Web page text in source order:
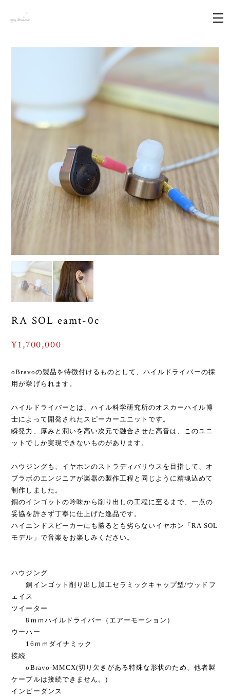
RA SOL eamt-0c
¥1,700,000
oBravoの製品を特徴付けるものとして、ハイルドライバーの採
用が挙げられます。
ハイルドライバーとは、ハイル科学研究所のオスカーハイル博
士によって開発されたスピーカーユニットです。
瞬発力、厚みと潤いを高い次元で融合させた高音は、このユニ
ットでしか実現できないものがあります。
ハウジングも、イヤホンのストラディバリウスを目指して、オ
ブラボのエンジニアが楽器の製作工程と同じように精魂込めて
制作しました。
銅のインゴットの吟味から削り出しの工程に至るまで、一点の
妥協を許さず丁寧に仕上げた逸品です。
ハイエンドスピーカーにも勝るとも劣らないイヤホン「RA SOL
モデル」で音楽をお楽しみください。
ハウジング
銅インゴット削り出し加工セラミックキャップ型/ウッドフ
ェイス
ツイーター
8ｍｍハイルドライバー（エアーモーション）
ウーハー
16ｍｍダイナミック
接続
oBravo-MMCX(切り欠きがある特殊な形状のため、他者製
ケーブルは接続できません。)
インピーダンス